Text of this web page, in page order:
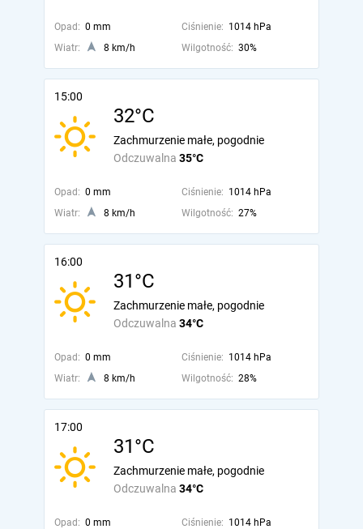
Opad: 0 mm Ciśnienie: 1014 hPa
Wiatr:
8 km/h Wilgotność: 30%
15:00
32°C
Odczuwalna 35°C
Zachmurzenie małe, pogodnie
Opad: 0 mm Ciśnienie: 1014 hPa
Wiatr:
8 km/h Wilgotność: 27%
16:00
31°C
Odczuwalna 34°C
Zachmurzenie małe, pogodnie
Opad: 0 mm Ciśnienie: 1014 hPa
Wiatr:
8 km/h Wilgotność: 28%
17:00
31°C
Odczuwalna 34°C
Zachmurzenie małe, pogodnie
Opad: 0 mm Ciśnienie: 1014 hPa